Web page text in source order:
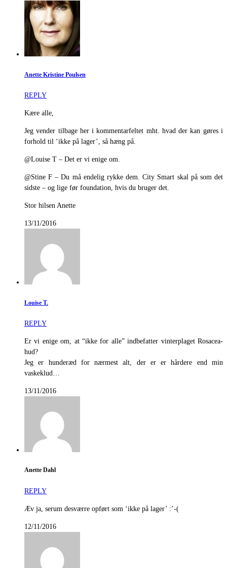
Anette Kristine Poulsen
REPLY
Kære alle,
Jeg vender tilbage her i kommentarfeltet mht. hvad der kan gøres i
forhold til ‘ikke på lager’, så hæng på.
@Louise T – Det er vi enige om.
@Stine F – Du må endelig rykke dem. City Smart skal på som det
sidste – og lige før foundation, hvis du bruger det.
Stor hilsen Anette
13/11/2016
Louise T.
REPLY
Er vi enige om, at “ikke for alle” indbefatter vinterplaget Rosacea-
hud?
Jeg er hunderæd for nærmest alt, der er er hårdere end min
vaskeklud…
13/11/2016
Anette Dahl
REPLY
Æv ja, serum desværre opført som ‘ikke på lager’ :’-(
12/11/2016